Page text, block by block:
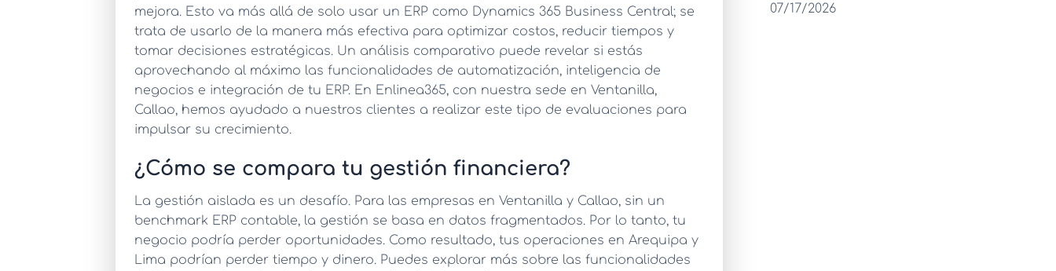
mejora. Esto va más allá de solo usar un ERP como Dynamics 365 Business Central; se
trata de usarlo de la manera más efectiva para optimizar costos, reducir tiempos y
tomar decisiones estratégicas. Un análisis comparativo puede revelar si estás
aprovechando al máximo las funcionalidades de automatización, inteligencia de
negocios e integración de tu ERP. En Enlinea365, con nuestra sede en Ventanilla,
Callao, hemos ayudado a nuestros clientes a realizar este tipo de evaluaciones para
impulsar su crecimiento.
¿Cómo se compara tu gestión financiera?
La gestión aislada es un desafío. Para las empresas en Ventanilla y Callao, sin un
benchmark ERP contable, la gestión se basa en datos fragmentados. Por lo tanto, tu
negocio podría perder oportunidades. Como resultado, tus operaciones en Arequipa y
Lima podrían perder tiempo y dinero. Puedes explorar más sobre las funcionalidades
07/17/2026